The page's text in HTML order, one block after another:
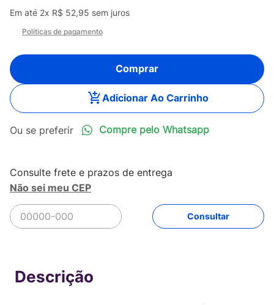
Em até 2x R$ 52,95 sem juros
Políticas de pagamento
Comprar
Adicionar Ao Carrinho
Compre pelo Whatsapp
Não sei meu CEP
R$105,90
52